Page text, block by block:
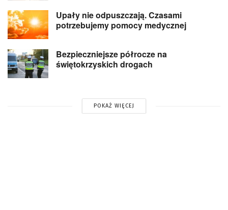
Upały nie odpuszczają. Czasami
potrzebujemy pomocy medycznej
Bezpieczniejsze półrocze na
świętokrzyskich drogach
POKAŻ WIĘCEJ